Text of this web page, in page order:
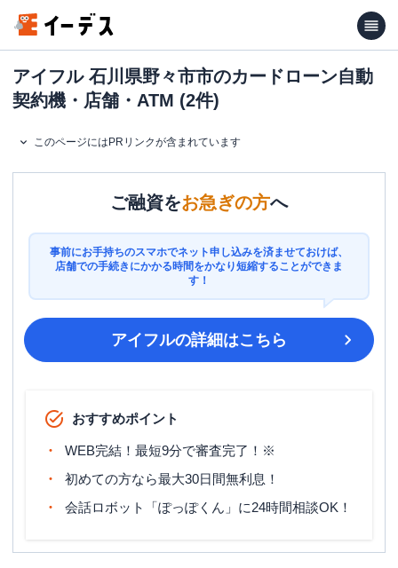
アイフル 石川県野々市市のカードローン自動
契約機・店舗・ATM (2件)
このページにはPRリンクが含まれています
ご融資をお急ぎの方へ
事前にお手持ちのスマホでネット申し込みを済ませておけば、
店舗での手続きにかかる時間をかなり短縮することができま
す！
アイフルの詳細はこちら
おすすめポイント
WEB完結！最短9分で審査完了！※
初めての方なら最大30日間無利息！
会話ロボット「ぽっぽくん」に24時間相談OK！